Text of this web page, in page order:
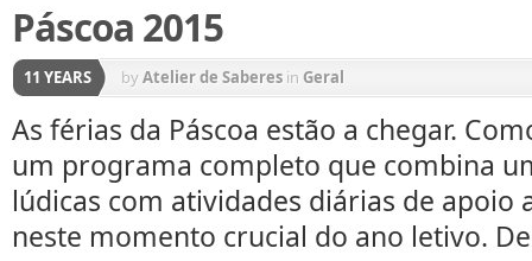
Páscoa 2015
11 YEARS byAtelier de Saberes in Geral
As férias da Páscoa estão a chegar.
um programa completo que combina
lúdicas com atividades diárias de apoio
neste momento crucial do ano letivo.